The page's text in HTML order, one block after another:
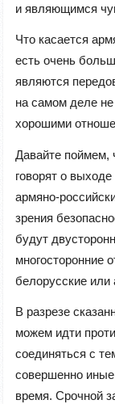
и являющимся
Что касается
есть очень
являются
на самом деле
хорошими
Давайте поймем,
говорят о
армяно-
зрения
будут
многосторонние
белорусские или
В разрезе
можем идти
соединяться с
совершенно
время. Срочной